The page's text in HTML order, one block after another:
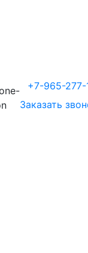
+7-965-277-
Заказать